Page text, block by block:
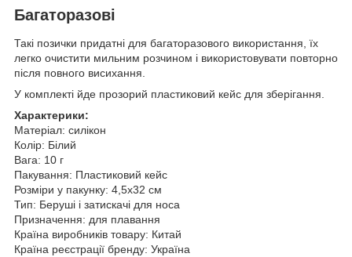
Багаторазові
Такі позички придатні для багаторазового використання, їх
легко очистити мильним розчином і використовувати повторно
після повного висихання.
У комплекті йде прозорий пластиковий кейс для зберігання.
Характерики:
Матеріал: силікон
Колір: Білий
Вага: 10 г
Пакування: Пластиковий кейс
Розміри у пакунку: 4,5x32 см
Тип: Беруші і затискачі для носа
Призначення: для плавання
Країна виробників товару: Китай
Країна реєстрації бренду: Україна